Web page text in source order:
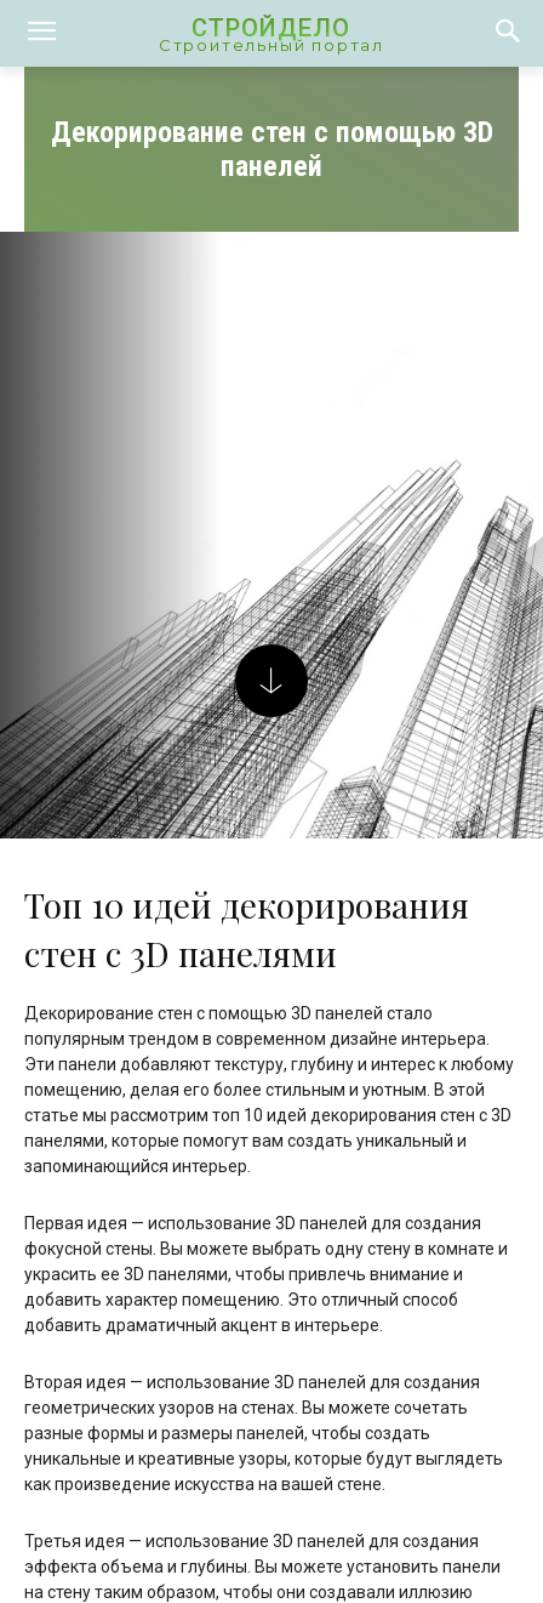
СТРОЙДЕЛО
Строительный портал
Декорирование стен с помощью 3D
панелей
Топ 10 идей декорирования
стен с 3D панелями
Декорирование стен с помощью 3D панелей стало
популярным трендом в современном дизайне интерьера.
Эти панели добавляют текстуру, глубину и интерес к любому
помещению, делая его более стильным и уютным. В этой
статье мы рассмотрим топ 10 идей декорирования стен с 3D
панелями, которые помогут вам создать уникальный и
запоминающийся интерьер.
Первая идея — использование 3D панелей для создания
фокусной стены. Вы можете выбрать одну стену в комнате и
украсить ее 3D панелями, чтобы привлечь внимание и
добавить характер помещению. Это отличный способ
добавить драматичный акцент в интерьере.
Вторая идея — использование 3D панелей для создания
геометрических узоров на стенах. Вы можете сочетать
разные формы и размеры панелей, чтобы создать
уникальные и креативные узоры, которые будут выглядеть
как произведение искусства на вашей стене.
Третья идея — использование 3D панелей для создания
эффекта объема и глубины. Вы можете установить панели
на стену таким образом, чтобы они создавали иллюзию